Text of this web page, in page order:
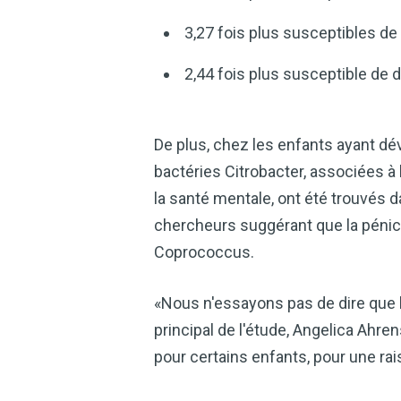
3,27 fois plus susceptibles de
2,44 fois plus susceptible de
De plus, chez les enfants ayant
bactéries Citrobacter, associées
la santé mentale, ont été trouvés
chercheurs suggérant que la
Coprococcus.
«Nous n'essayons pas de dire
principal de l'étude, Angelica
pour certains enfants, pour une